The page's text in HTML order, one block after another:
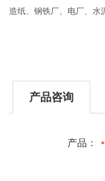
造纸、钢铁厂、电厂、水
产品咨询
产品：